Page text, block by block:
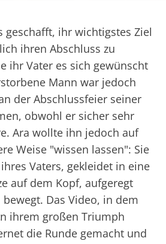
geschafft, ihr wichtigstes Ziel
ihren Abschluss zu
ihr Vater es sich gewünscht
Mann war jedoch
der Abschlussfeier seiner
obwohl er sicher sehr
Ara wollte ihn jedoch auf
Weise "wissen lassen": Sie
Vaters, gekleidet in eine
auf dem Kopf, aufgeregt
Das Video, in dem
ihrem großen Triumph
die Runde gemacht und